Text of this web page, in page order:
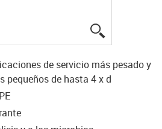
de servicio más pesado y
pequeños de hasta 4 x d